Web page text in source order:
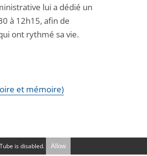
lui a dédié un
à 12h15, afin de
ont rythmé sa vie.
et mémoire)
is disabled. Allow